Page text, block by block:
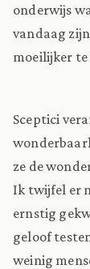
onderwijs
vandaag
moeilijker
Sceptici
ze de
Ik twijfel er
ernstig
geloof
weinig